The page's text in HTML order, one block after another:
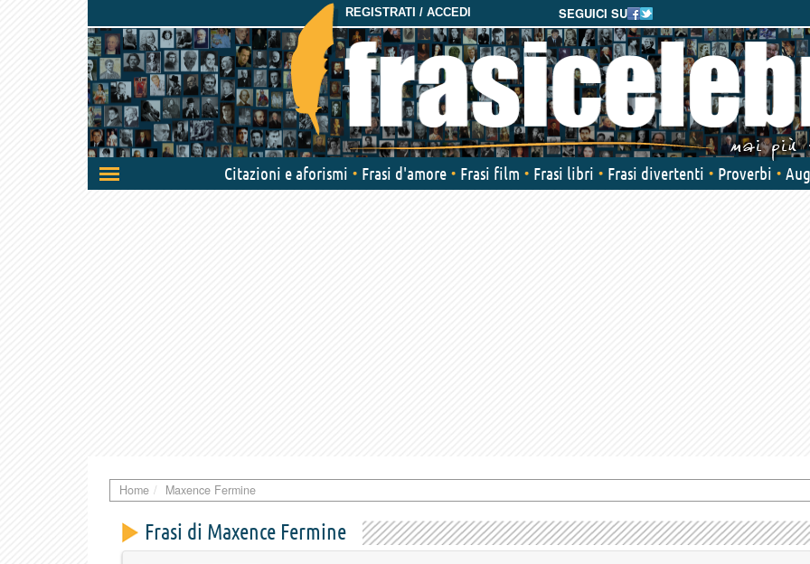
SEGUICI SU
REGISTRATI / ACCEDI
Attiva/disattiva
navigazione
Citazioni e aforismi Frasi d'amore Frasi film Frasi libri Frasi divertenti Proverbi
Home Maxence Fermine
Frasi di Maxence Fermine